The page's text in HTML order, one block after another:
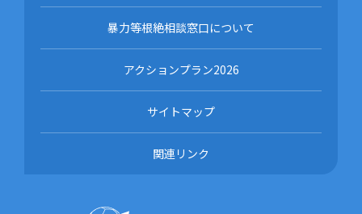
暴力等根絶相談窓口について
アクションプラン2026
サイトマップ
関連リンク